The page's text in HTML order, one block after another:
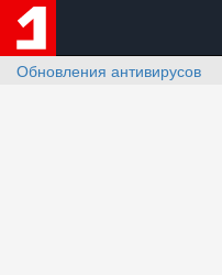
Обновления антивирусов